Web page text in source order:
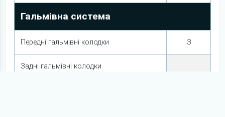
Гальмівна система
Передні гальмівні колодки З
Задні гальмівні колодки